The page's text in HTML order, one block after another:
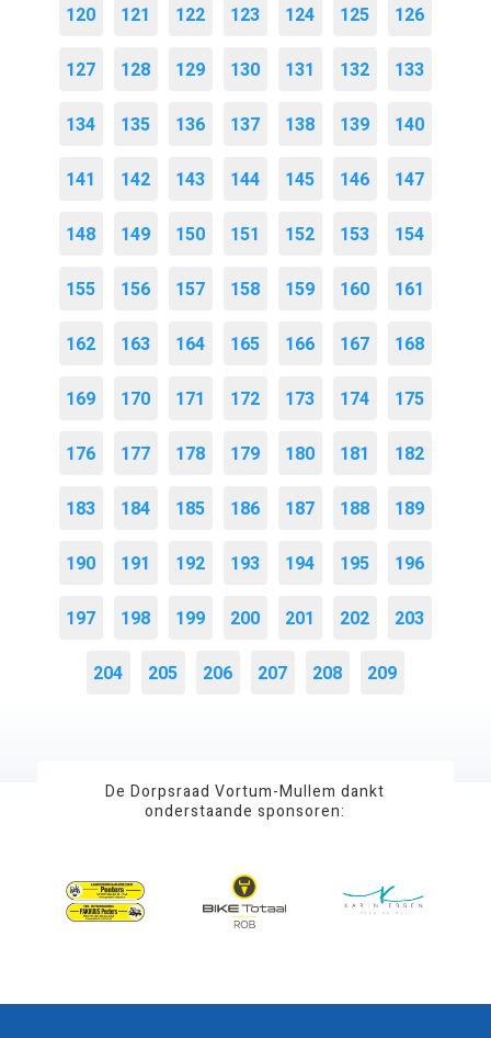
120 121 122 123 124 125 126
127 128 129 130 131 132 133
134 135 136 137 138 139 140
141 142 143 144 145 146 147
148 149 150 151 152 153 154
155 156 157 158 159 160 161
162 163 164 165 166 167 168
169 170 171 172 173 174 175
176 177 178 179 180 181 182
183 184 185 186 187 188 189
190 191 192 193 194 195 196
197 198 199 200 201 202 203
204 205 206 207 208 209
De Dorpsraad Vortum-Mullem dankt
onderstaande sponsoren: